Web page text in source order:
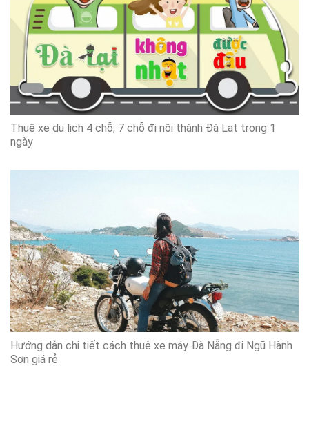
Thuê xe du lịch 4 chỗ, 7 chỗ đi nội thành Đà Lạt trong 1
ngày
Hướng dẫn chi tiết cách thuê xe máy Đà Nẵng đi Ngũ Hành
Sơn giá rẻ